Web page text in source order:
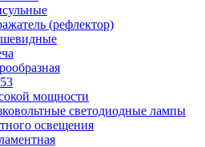
(рефлектор)
мощности
светодиодные лампы
освещения